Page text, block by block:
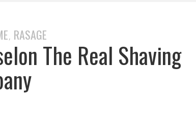
, RASAGE
The Real Shaving